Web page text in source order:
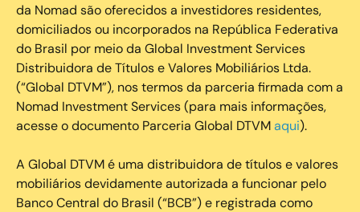
da Nomad são oferecidos a investidores residentes,
domiciliados ou incorporados na República Federativa
do Brasil por meio da Global Investment Services
Distribuidora de Títulos e Valores Mobiliários Ltda.
(“Global DTVM”), nos termos da parceria firmada com a
Nomad Investment Services (para mais informações,
acesse o documento Parceria Global DTVMaqui).
A Global DTVM é uma distribuidora de títulos e valores
mobiliários devidamente autorizada a funcionar pelo
Banco Central do Brasil (“BCB”) e registrada como